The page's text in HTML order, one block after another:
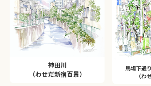
神田川
（わせだ新宿百景）
馬場下通
（わ